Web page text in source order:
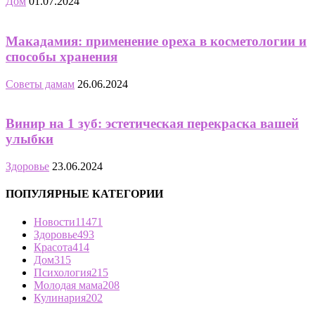
Макадамия: применение ореха в косметологии и
способы хранения
Советы дамам 26.06.2024
Винир на 1 зуб: эстетическая перекраска вашей
улыбки
Здоровье 23.06.2024
ПОПУЛЯРНЫЕ КАТЕГОРИИ
Новости11471
Здоровье493
Красота414
Дом315
Психология215
Молодая мама208
Кулинария202